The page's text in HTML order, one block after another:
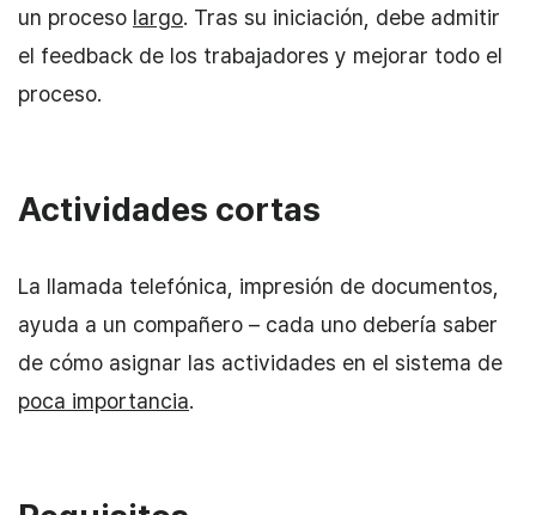
un proceso largo. Tras su iniciación, debe admitir
el feedback de los trabajadores y mejorar todo el
proceso.
Actividades cortas
La llamada telefónica, impresión de documentos,
ayuda a un compañero – cada uno debería saber
de cómo asignar las actividades en el sistema de
poca importancia.